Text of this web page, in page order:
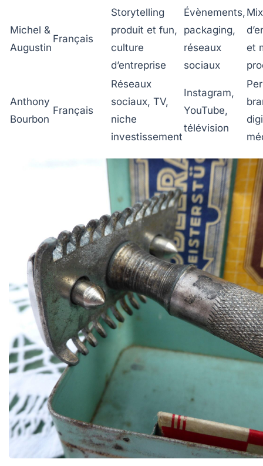
Michel &
Augustin
Français
Storytelling
produit et fun,
culture
d’entreprise
Évènements,
packaging,
réseaux
sociaux
et
Anthony
Bourbon
Français
Réseaux
sociaux, TV,
niche
investissement
Instagram,
YouTube,
télévision